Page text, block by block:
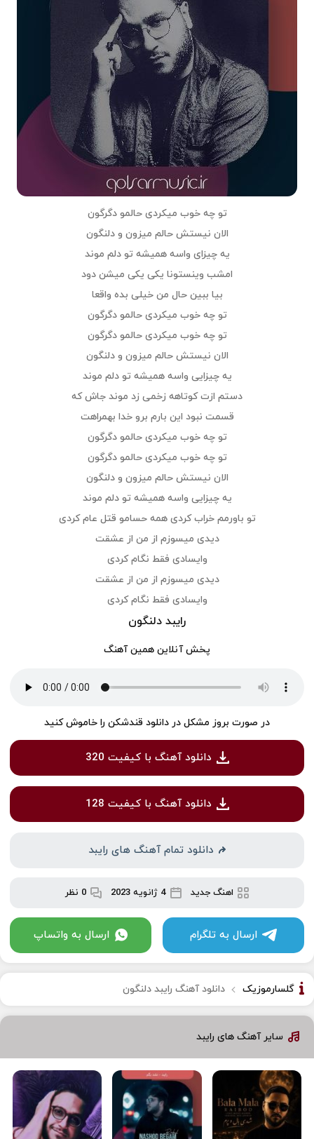
تو چه خوب میکردی حالمو دگرگون
الان نیستش حالم میزون و دلنگون
یه چیزای واسه همیشه تو دلم موند
امشب وینستونا یکی یکی میشن دود
بیا ببین حال من خیلی بده واقعا
تو چه خوب میکردی حالمو دگرگون
تو چه خوب میکردی حالمو دگرگون
الان نیستش حالم میزون و دلنگون
یه چیزایی واسه همیشه تو دلم موند
دستم ازت کوتاهه زخمی زد موند جاش که
قسمت نبود این بارم برو خدا بهمراهت
تو چه خوب میکردی حالمو دگرگون
تو چه خوب میکردی حالمو دگرگون
الان نیستش حالم میزون و دلنگون
یه چیزایی واسه همیشه تو دلم موند
تو باورمم خراب کردی همه حسامو قتل عام کردی
دیدی میسوزم از من از عشقت
وایسادی فقط نگام کردی
دیدی میسوزم از من از عشقت
وایسادی فقط نگام کردی
رایبد دلنگون
پخش آنلاین همین آهنگ
در صورت بروز مشکل در دانلود قندشکن را خاموش کنید
دانلود آهنگ با کیفیت 320
دانلود آهنگ با کیفیت 128
دانلود تمام آهنگ های رایبد
اهنگ جدید 4 ژانویه 2023 0 نظر
ارسال به تلگرام ارسال به واتساپ
گلسارموزیک دانلود آهنگ رایبد دلنگون
سایر آهنگ های رایبد